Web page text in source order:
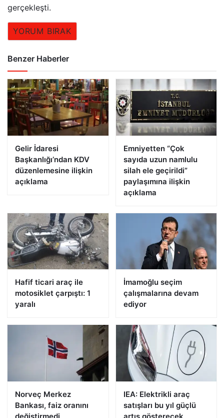
gerçekleşti.
YORUM BIRAK
Benzer Haberler
Gelir İdaresi
Başkanlığı’ndan KDV
düzenlemesine ilişkin
açıklama
Emniyetten “Çok
sayıda uzun namlulu
silah ele geçirildi”
paylaşımına ilişkin
açıklama
Hafif ticari araç ile
motosiklet çarpıştı: 1
yaralı
İmamoğlu seçim
çalışmalarına devam
ediyor
Norveç Merkez
Bankası, faiz oranını
IEA: Elektrikli araç
satışları bu yıl güçlü